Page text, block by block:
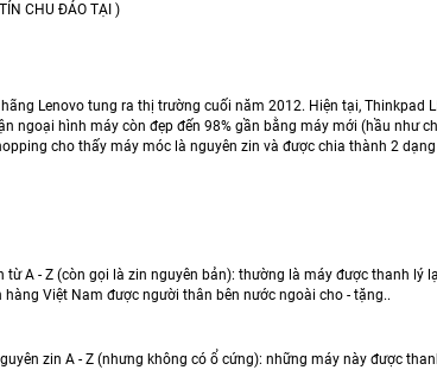
CHU ĐÁO TẠI )
Lenovo tung ra thị trường cuối năm 2012. Hiện tại, Thinkpad
ngoại hình máy còn đẹp đến 98% gần bằng máy mới (hầu như
cho thấy máy móc là nguyên zin và được chia thành 2
A - Z (còn gọi là zin nguyên bản): thường là máy được thanh lý
Việt Nam được người thân bên nước ngoài cho - tặng..
zin A - Z (nhưng không có ổ cứng): những máy này được